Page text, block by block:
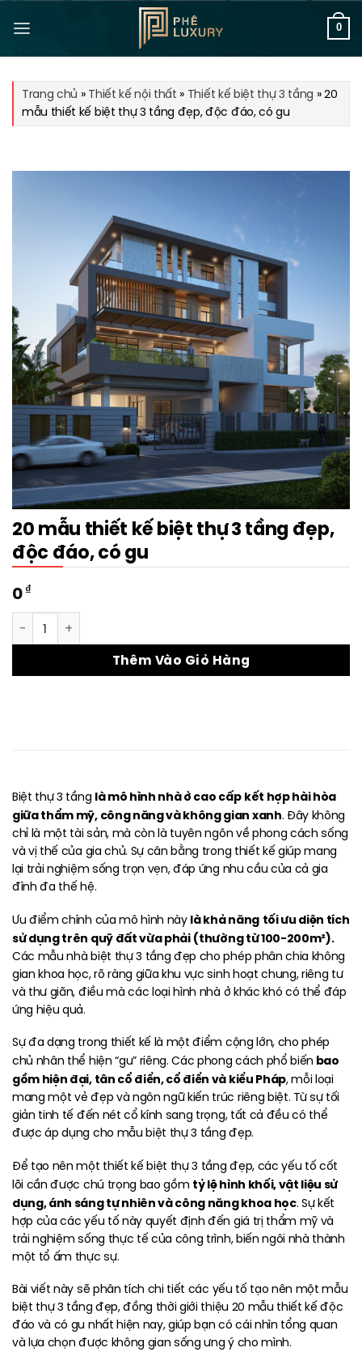
qua
0
Trang chủ »Thiết kế nội thất » Thiết kế biệt thự 3 tầng »20
mẫu thiết kế biệt thự 3 tầng đẹp, độc đáo, có gu
20 mẫu thiết kế biệt thự 3 tầng đẹp,
độc đáo, có gu
0₫
20 mẫu thiết kế biệt thự 3 tầng đẹp, độc đáo, có gu số
Thêm Vào Giỏ Hàng
Biệt thự 3 tầng là mô hình nhà ở cao cấp kết hợp hài hòa
giữa thẩm mỹ, công năng và không gian xanh. Đây không
chỉ là một tài sản, mà còn là tuyên ngôn về phong cách sống
và vị thế của gia chủ. Sự cân bằng trong thiết kế giúp mang
lại trải nghiệm sống trọn vẹn, đáp ứng nhu cầu của cả gia
đình đa thế hệ.
Ưu điểm chính của mô hình nàylà khả năng tối ưu diện tích
sử dụng trên quỹ đất vừa phải(thường từ 100-200m²).
Các mẫu nhà biệt thự 3 tầng đẹp cho phép phân chia không
gian khoa học, rõ ràng giữa khu vực sinh hoạt chung, riêng tư
và thư giãn, điều mà các loại hình nhà ở khác khó có thể đáp
ứng hiệu quả.
Sự đa dạng trong thiết kế là một điểm cộng lớn, cho phép
chủ nhân thể hiện “gu” riêng. Các phong cách phổ biến bao
gồm hiện đại, tân cổ điển, cổ điển và kiểu Pháp, mỗi loại
mang một vẻ đẹp và ngôn ngữ kiến trúc riêng biệt. Từ sự tối
giản tinh tế đến nét cổ kính sang trọng, tất cả đều có thể
được áp dụng cho mẫu biệt thự 3 tầng đẹp.
Để tạo nên một thiết kế biệt thự 3 tầng đẹp, các yếu tố cốt
lõi cần được chú trọng bao gồm tỷ lệ hình khối, vật liệu sử
dụng, ánh sáng tự nhiên và công năng khoa học. Sự kết
hợp của các yếu tố này quyết định đến giá trị thẩm mỹ và
trải nghiệm sống thực tế của công trình, biến ngôi nhà thành
một tổ ấm thực sự.
Bài viết này sẽ phân tích chi tiết các yếu tố tạo nên một mẫu
biệt thự 3 tầng đẹp, đồng thời giới thiệu 20 mẫu thiết kế độc
đáo và có gu nhất hiện nay, giúp bạn có cái nhìn tổng quan
và lựa chọn được không gian sống ưng ý cho mình.